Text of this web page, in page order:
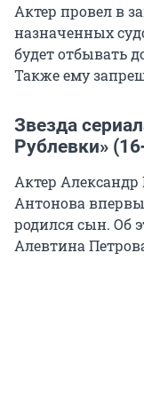
Актер провел в
назначенных
будет отбывать
Также ему
Звезда
Рублевки»
Актер Александр
Антонова
родился сын. Об
Алевтина